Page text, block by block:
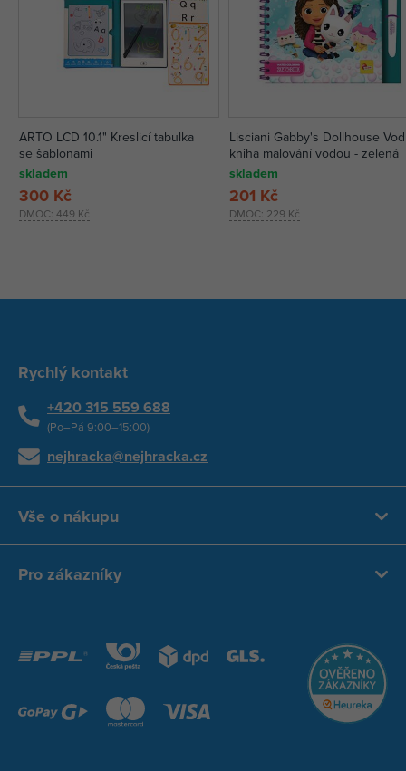
ARTO LCD 10.1" Kreslicí tabulka
se šablonami
skladem
DMOC: 449 Kč
300 Kč
Lisciani Gabby's Dollhouse
kniha malování vodou - zelená
skladem
DMOC: 229 Kč
201 Kč
Rychlý kontakt
+420 315 559 688
(Po–Pá 9:00–15:00)
nejhracka@nejhracka.cz
Vše o nákupu
Pro zákazníky